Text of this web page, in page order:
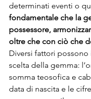
determinati eventi o
fondamentale che la
possessore,
oltre che con ciò che
Diversi fattori possono
scelta della gemma:
somma teosofica e
data di nascita e le